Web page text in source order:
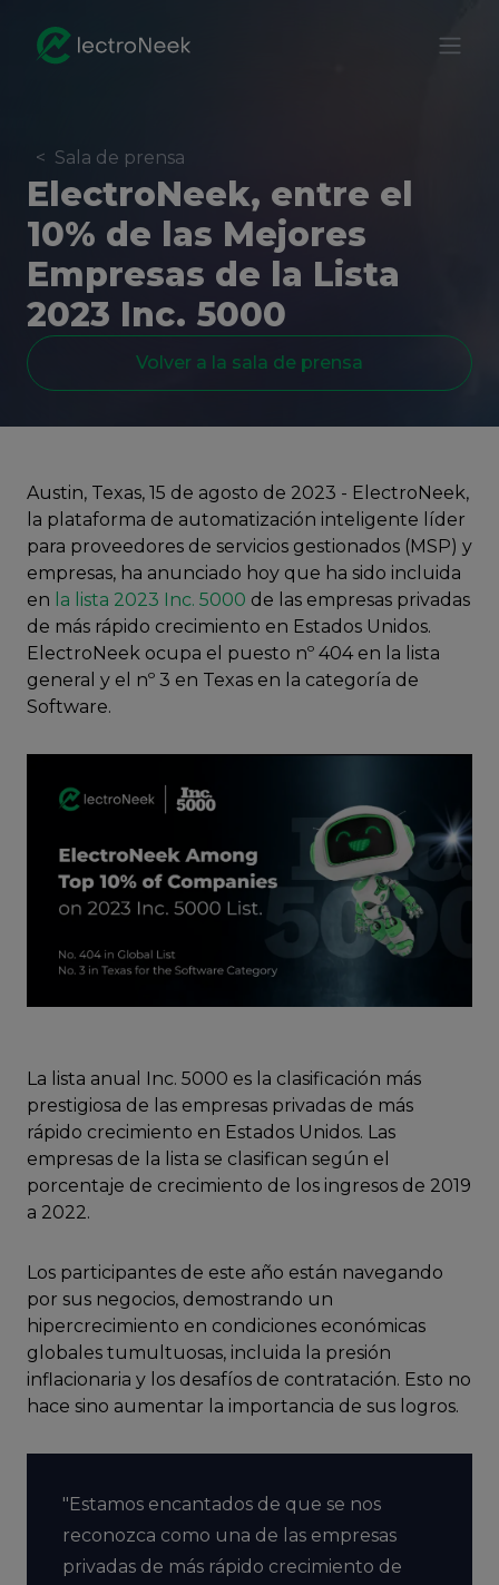
< Sala de prensa
ElectroNeek, entre el
10% de las Mejores
Empresas de la Lista
2023 Inc. 5000
Volver a la sala de prensa
Austin, Texas, 15 de agosto de 2023 - ElectroNeek,
la plataforma de automatización inteligente líder
para proveedores de servicios gestionados (MSP) y
empresas, ha anunciado hoy que ha sido incluida
en la lista 2023 Inc. 5000 de las empresas privadas
de más rápido crecimiento en Estados Unidos.
ElectroNeek ocupa el puesto nº 404 en la lista
general y el nº 3 en Texas en la categoría de
Software.
La lista anual Inc. 5000 es la clasificación más
prestigiosa de las empresas privadas de más
rápido crecimiento en Estados Unidos. Las
empresas de la lista se clasifican según el
porcentaje de crecimiento de los ingresos de 2019
a 2022.
Los participantes de este año están navegando
por sus negocios, demostrando un
hipercrecimiento en condiciones económicas
globales tumultuosas, incluida la presión
inflacionaria y los desafíos de contratación. Esto no
hace sino aumentar la importancia de sus logros.
"Estamos encantados de que se nos
reconozca como una de las empresas
privadas de más rápido crecimiento de